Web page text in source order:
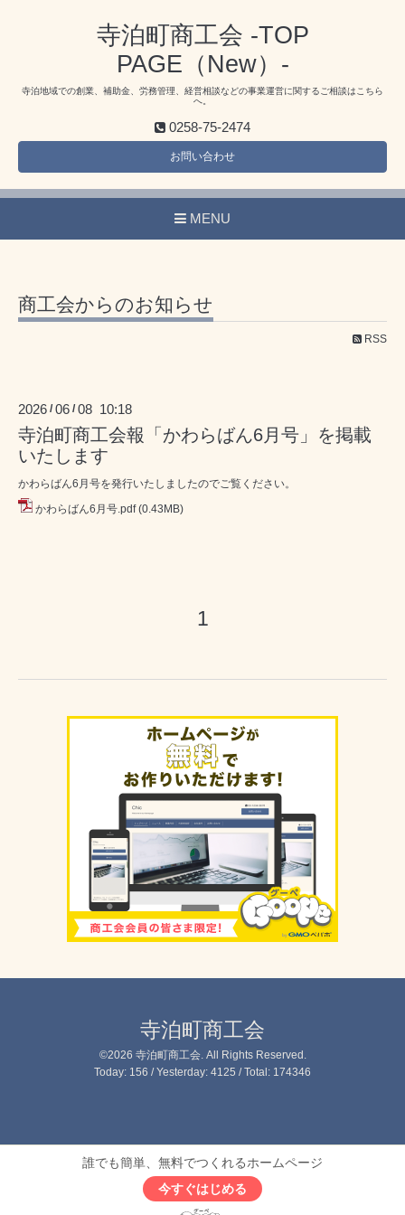
寺泊町商工会 -TOP
PAGE（New）-
寺泊地域での創業、補助金、労務管理、経営相談などの事業運営に関するご相談はこちら
へ。
0258-75-2474
お問い合わせ
MENU
商工会からのお知らせ
RSS
2026 /06 /08 10:18
寺泊町商工会報「かわらばん6月号」を掲載
いたします
かわらばん6月号を発行いたしましたのでご覧ください。
かわらばん6月号.pdf (0.43MB)
1
寺泊町商工会
©2026 寺泊町商工会. All Rights Reserved.
Today: 156 / Yesterday: 4125 / Total: 174346
誰でも簡単、無料でつくれるホームページ
今すぐはじめる